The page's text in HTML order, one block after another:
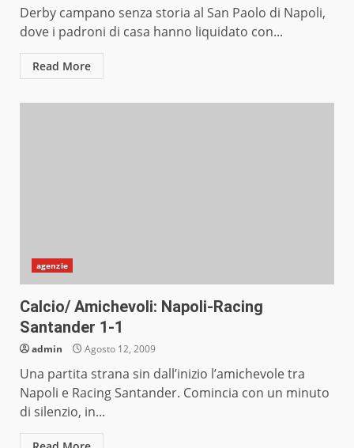
Derby campano senza storia al San Paolo di Napoli,
dove i padroni di casa hanno liquidato con...
Read More
agenzie
Calcio/ Amichevoli: Napoli-Racing
Santander 1-1
admin Agosto 12, 2009
Una partita strana sin dall’inizio l’amichevole tra
Napoli e Racing Santander. Comincia con un minuto
di silenzio, in...